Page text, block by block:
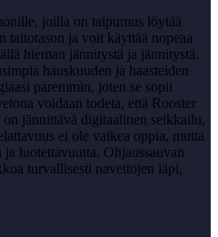
joilla on taipumus löytää
taitotason ja voit käyttää nopeaa
hieman jännitystä ja jännitystä.
hauskuuden ja haasteiden
paremmin, joten se sopii
voidaan todeta, että Rooster
jännittävä digitaalinen seikkailu,
ei ole vaikea oppia, mutta
luotettavuutta. Ohjaussauvan
turvallisesti navettojen läpi,